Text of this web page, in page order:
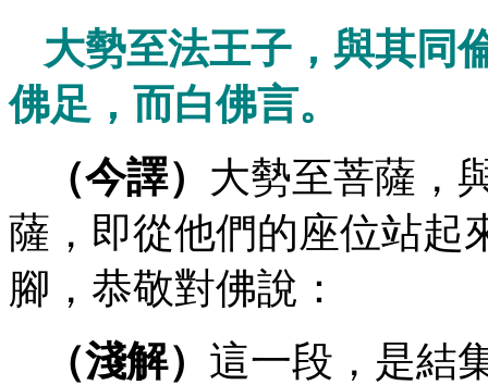
大勢至法王子，與其同
佛足，而白佛言。
（今譯） 大勢至菩薩，
薩，即從他們的座位站起
腳，恭敬對佛說：
（淺解） 這一段，是結